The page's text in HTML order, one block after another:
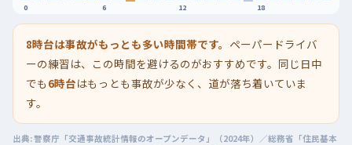
0 6 12 18
8時台は事故がもっとも多い時間帯です。 ペーパードライバ
ーの練習は、この時間を避けるのがおすすめです。同じ日中
でも 6時台はもっとも事故が少なく、道が落ち着いていま
す。
出典: 警察庁「交通事故統計情報のオープンデータ」（2024年）／総務省「住民基本